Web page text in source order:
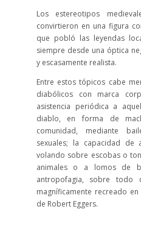
Los estereotipos
convirtieron en una figura
que pobló las leyendas
siempre desde una óptica
y escasamente realista.
Entre estos tópicos cabe
diabólicos con marca
asistencia periódica a
diablo, en forma de
comunidad, mediante
sexuales; la capacidad de
volando sobre escobas o
animales o a lomos de
antropofagia, sobre
magníficamente recreado
de Robert Eggers.